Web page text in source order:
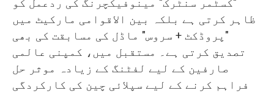
ظاہر کرتی ہے بلکہ بین الاقوامی مارکیٹ میں
"پروڈکٹ + سروس" ماڈل کی مسابقت کی بھی
تصدیق کرتی ہے۔ مستقبل میں، کمپنی عالمی
صارفین کے لیے لفٹنگ کے زیادہ موثر حل
فراہم کرنے کے لیے سپلائی چین کی کارکردگی